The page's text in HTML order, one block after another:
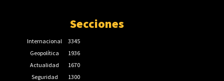
Secciones
Internacional
3345
Geopolítica
1936
Actualidad
1670
Seguridad
1300